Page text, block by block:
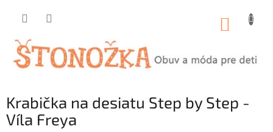
Krabička na desiatu Step by Step -
Víla Freya